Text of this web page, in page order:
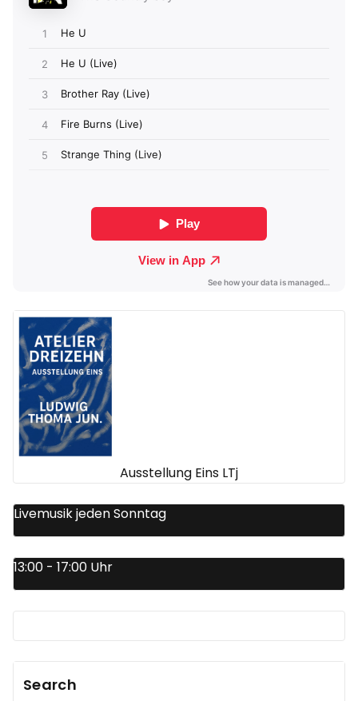
Ausstellung Eins LTj
Livemusik jeden Sonntag
13:00 - 17:00 Uhr
Search